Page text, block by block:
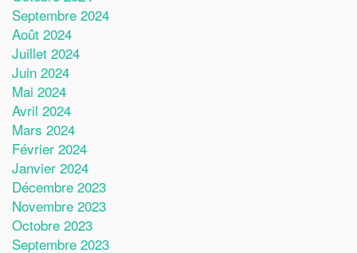
Septembre 2024
Août 2024
Juillet 2024
Juin 2024
Mai 2024
Avril 2024
Mars 2024
Février 2024
Janvier 2024
Décembre 2023
Novembre 2023
Octobre 2023
Septembre 2023